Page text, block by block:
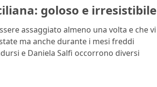
goloso e irresistibile
assaggiato almeno una volta e che vi
ma anche durante i mesi freddi
e Daniela Salfi occorrono diversi